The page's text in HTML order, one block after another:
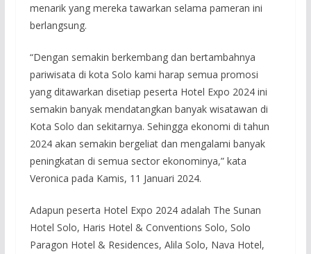
menarik yang mereka tawarkan selama pameran ini
berlangsung.
“Dengan semakin berkembang dan bertambahnya
pariwisata di kota Solo kami harap semua promosi
yang ditawarkan disetiap peserta Hotel Expo 2024 ini
semakin banyak mendatangkan banyak wisatawan di
Kota Solo dan sekitarnya. Sehingga ekonomi di tahun
2024 akan semakin bergeliat dan mengalami banyak
peningkatan di semua sector ekonominya,” kata
Veronica pada Kamis, 11 Januari 2024.
Adapun peserta Hotel Expo 2024 adalah The Sunan
Hotel Solo, Haris Hotel & Conventions Solo, Solo
Paragon Hotel & Residences, Alila Solo, Nava Hotel,